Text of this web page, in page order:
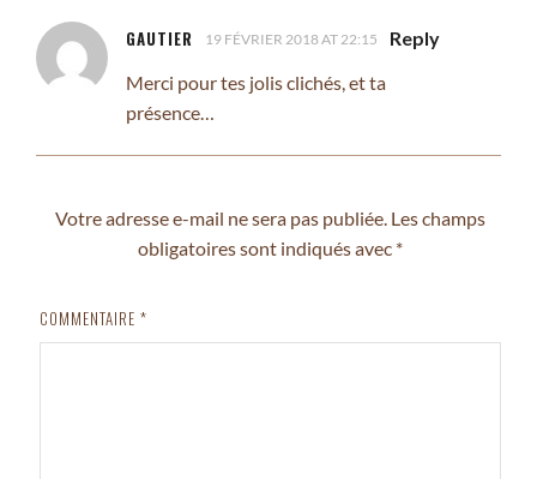
GAUTIER 19 FÉVRIER 2018 AT 22:15
Reply
Merci pour tes jolis clichés, et ta
présence…
Votre adresse e-mail ne sera pas publiée. Les champs
obligatoires sont indiqués avec *
COMMENTAIRE *